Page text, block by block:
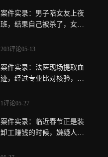
案件实录：男子陪女友上夜
班，结果自己被杀了，女友
203评论05-13
案件实录：法医现场提取血
迹，经过专业比对核验，确
1评论05-27
案件实录：临近春节正是装
卸工赚钱的时候，嫌疑人却